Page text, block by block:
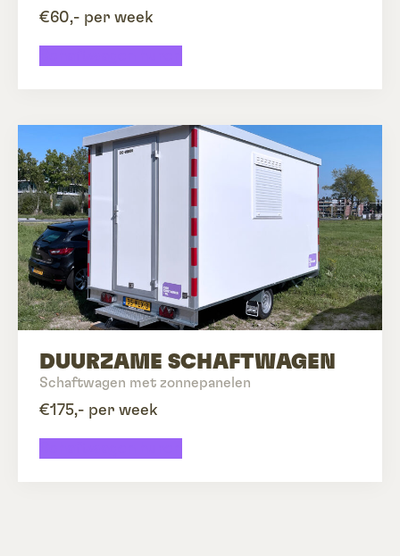
€60,- per week
DUURZAME SCHAFTWAGEN
Schaftwagen met zonnepanelen
€175,- per week